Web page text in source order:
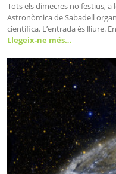
Tots els dimecres no festius, a
Astronòmica de Sabadell
científica. L’entrada és lliure.
Llegeix-ne més…